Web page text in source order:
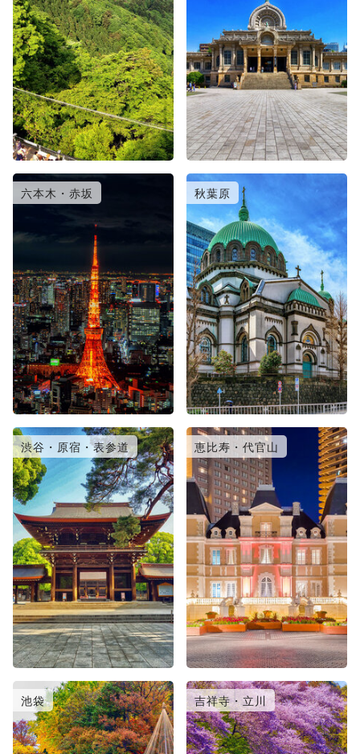
六本木・赤坂 秋葉原
渋谷・原宿・表参道 恵比寿・代官山
池袋 吉祥寺・立川